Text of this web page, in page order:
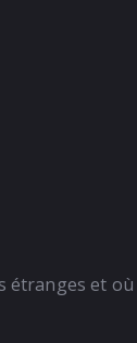
étranges et où